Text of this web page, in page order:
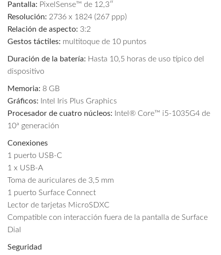
Pantalla: PixelSense™ de 12,3″
Resolución: 2736 x 1824 (267 ppp)
Relación de aspecto: 3:2
Gestos táctiles: multitoque de 10 puntos
Duración de la batería: Hasta 10,5 horas de uso típico del
dispositivo
Memoria: 8 GB
Gráficos: Intel Iris Plus Graphics
Procesador de cuatro núcleos: Intel® Core™ i5-1035G4 de
10ª generación
Conexiones
1 puerto USB-C
1 x USB-A
Toma de auriculares de 3,5 mm
1 puerto Surface Connect
Lector de tarjetas MicroSDXC
Compatible con interacción fuera de la pantalla de Surface
Dial
Seguridad